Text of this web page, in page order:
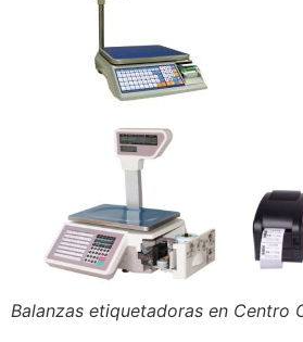
Balanzas etiquetadoras en Centro